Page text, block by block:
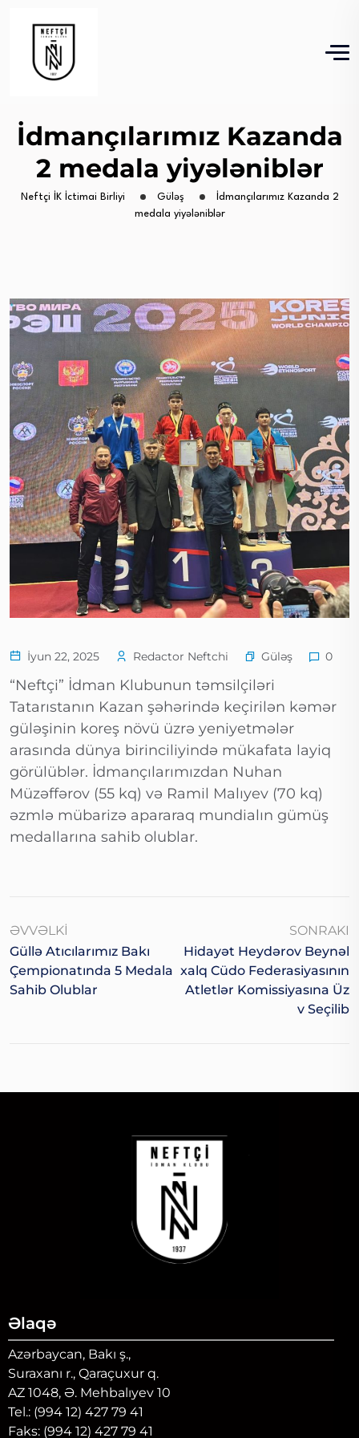
İdmançılarımız Kazanda
2 medala yiyələniblər
Neftçi İK İctimai Birliyi Güləş
İdmançılarımız Kazanda 2
medala yiyələniblər
İyun 22, 2025 Redactor Neftchi Güləş 0
“Neftçi” İdman Klubunun təmsilçiləri
Tatarıstanın Kazan şəhərində keçirilən kəmər
güləşinin koreş növü üzrə yeniyetmələr
arasında dünya birinciliyində mükafata layiq
görülüblər. İdmançılarımızdan Nuhan
Müzəffərov (55 kq) və Ramil Malıyev (70 kq)
əzmlə mübarizə apararaq mundialın gümüş
medallarına sahib olublar.
ƏVVƏLKI
Güllə Atıcılarımız Bakı
Çempionatında 5 Medala
Sahib Olublar
SONRAKI
Hidayət Heydərov Beynəl
Xalq Cüdo Federasiyasının
Atletlər Komissiyasına Üz
V Seçilib
Əlaqə
Azərbaycan, Bakı ş.,
Suraxanı r., Qaraçuxur q.
AZ 1048, Ə. Mehbalıyev 10
Tel.: (994 12) 427 79 41
Faks: (994 12) 427 79 41